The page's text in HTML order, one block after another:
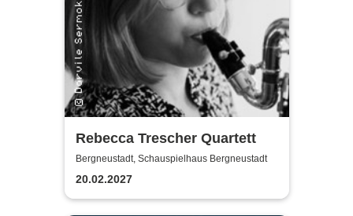
Rebecca Trescher Quartett
Bergneustadt, Schauspielhaus Bergneustadt
20.02.2027